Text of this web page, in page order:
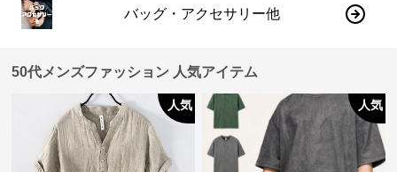
バッグ・アクセサリー他
50代メンズファッション 人気アイテム
人気 人気